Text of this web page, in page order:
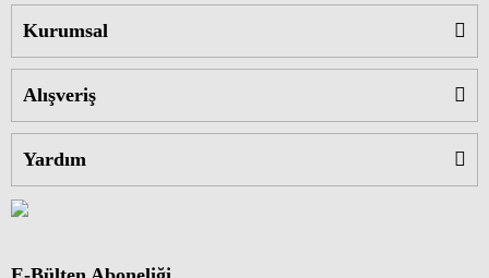
Kurumsal
Alışveriş
Yardım